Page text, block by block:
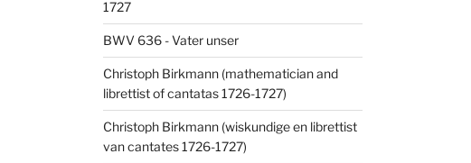
1727
BWV 636 - Vater unser
Christoph Birkmann (mathematician and
librettist of cantatas 1726-1727)
Christoph Birkmann (wiskundige en librettist
van cantates 1726-1727)